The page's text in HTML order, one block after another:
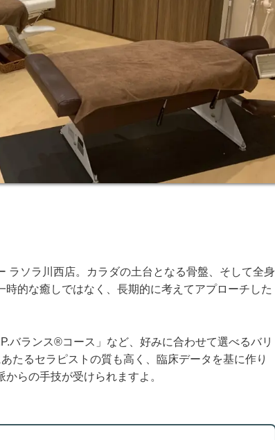
ラソラ川西店。カラダの土台となる骨盤、そして全身
的な癒しではなく、長期的に考えてアプローチした
バランス®コース」など、好みに合わせて選べるバリ
たるセラピストの質も高く、臨床データを基に作り
らの手技が受けられますよ。